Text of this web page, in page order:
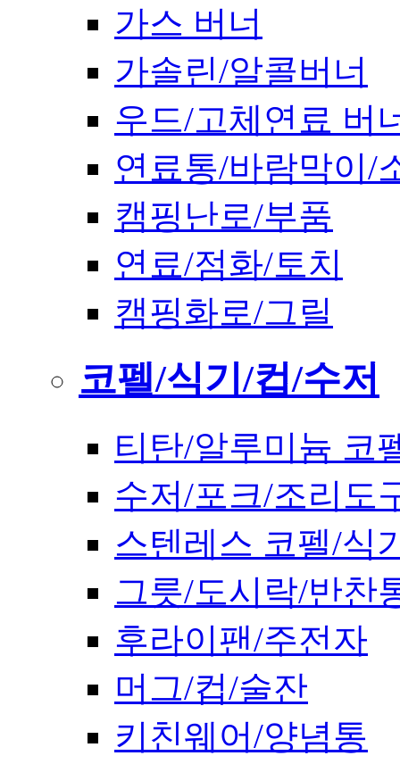
가스 버너
가솔린/알콜버너
우드/고체연료 버
연료통/바람막이/
캠핑난로/부품
연료/점화/토치
캠핑화로/그릴
코펠/식기/컵/수저
티탄/알루미늄 코
수저/포크/조리도
스텐레스 코펠/식
그릇/도시락/반찬
후라이팬/주전자
머그/컵/술잔
키친웨어/양념통